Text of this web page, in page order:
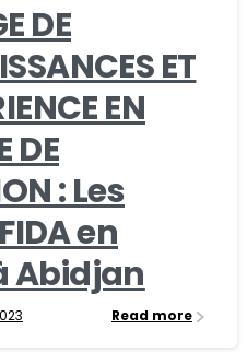
DE
ET
EN
DE
: Les
en
Abidjan
Read more